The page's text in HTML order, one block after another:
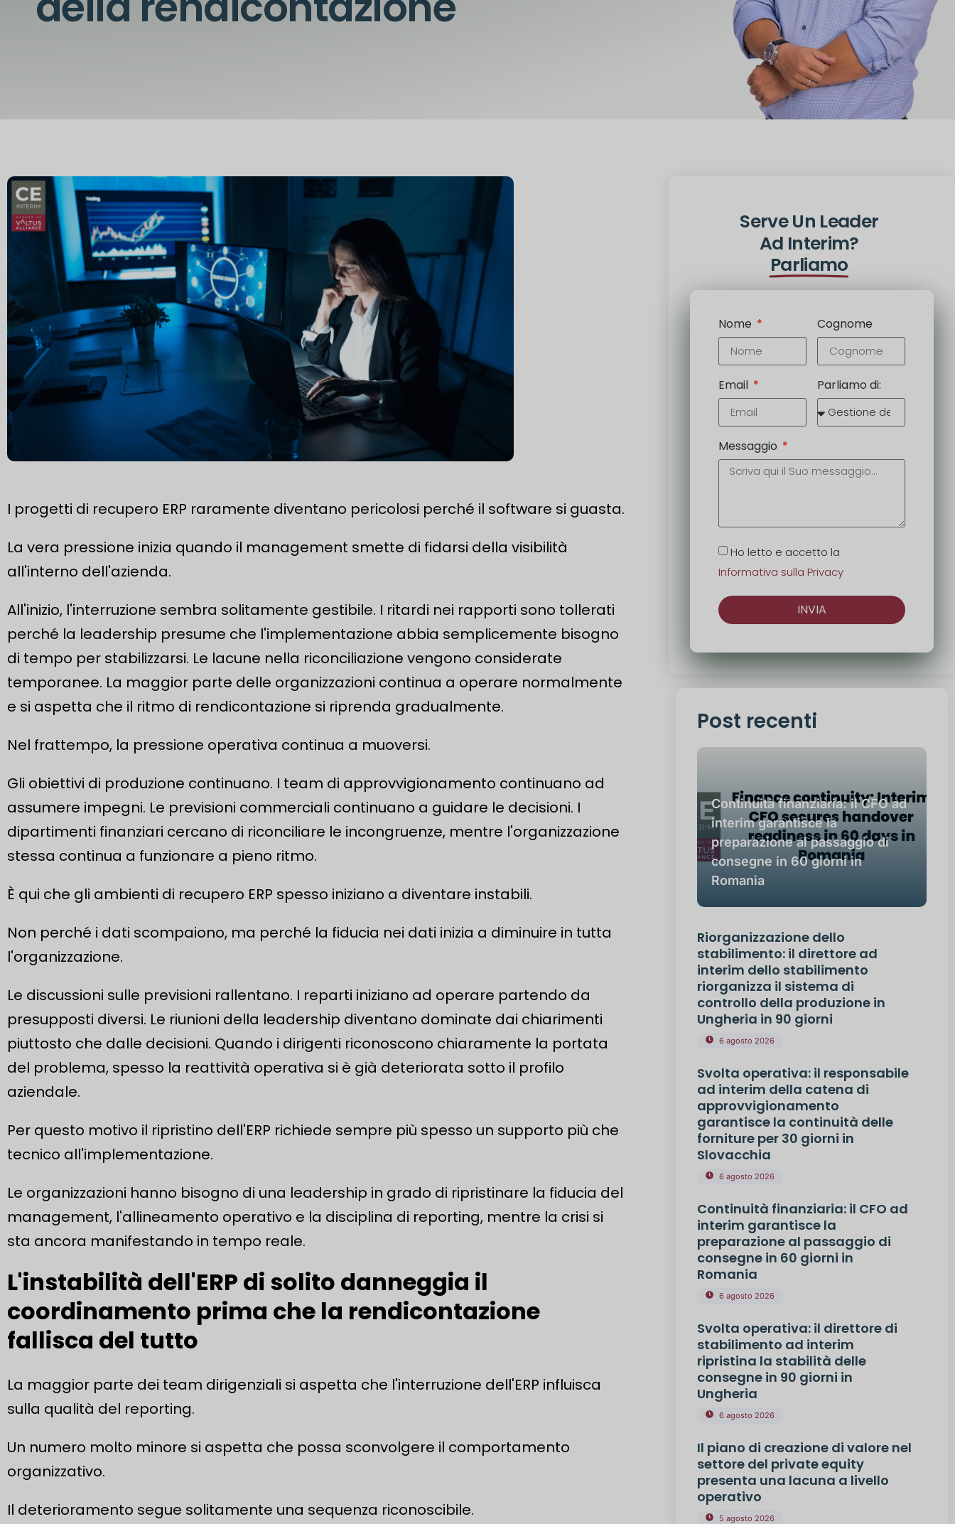
I progetti di recupero ERP raramente diventano pericolosi perché il software si guasta.
La vera pressione inizia quando il management smette di fidarsi della visibilità
all'interno dell'azienda.
All'inizio, l'interruzione sembra solitamente gestibile. I ritardi nei rapporti sono tollerati
perché la leadership presume che l'implementazione abbia semplicemente bisogno
di tempo per stabilizzarsi. Le lacune nella riconciliazione vengono considerate
temporanee. La maggior parte delle organizzazioni continua a operare normalmente
e si aspetta che il ritmo di rendicontazione si riprenda gradualmente.
Nel frattempo, la pressione operativa continua a muoversi.
Gli obiettivi di produzione continuano. I team di approvvigionamento continuano ad
assumere impegni. Le previsioni commerciali continuano a guidare le decisioni. I
dipartimenti finanziari cercano di riconciliare le incongruenze, mentre l'organizzazione
stessa continua a funzionare a pieno ritmo.
È qui che gli ambienti di recupero ERP spesso iniziano a diventare instabili.
Non perché i dati scompaiono, ma perché la fiducia nei dati inizia a diminuire in tutta
l'organizzazione.
Le discussioni sulle previsioni rallentano. I reparti iniziano ad operare partendo da
presupposti diversi. Le riunioni della leadership diventano dominate dai chiarimenti
piuttosto che dalle decisioni. Quando i dirigenti riconoscono chiaramente la portata
del problema, spesso la reattività operativa si è già deteriorata sotto il profilo
aziendale.
Per questo motivo il ripristino dell'ERP richiede sempre più spesso un supporto più che
tecnico all'implementazione.
Le organizzazioni hanno bisogno di una leadership in grado di ripristinare la fiducia del
management, l'allineamento operativo e la disciplina di reporting, mentre la crisi si
sta ancora manifestando in tempo reale.
L'instabilità dell'ERP di solito danneggia il
coordinamento prima che la rendicontazione
fallisca del tutto
La maggior parte dei team dirigenziali si aspetta che l'interruzione dell'ERP influisca
sulla qualità del reporting.
Un numero molto minore si aspetta che possa sconvolgere il comportamento
organizzativo.
Il deterioramento segue solitamente una sequenza riconoscibile.
Serve Un Leader
Ad Interim?
Parliamo
Nome Cognome
Email Parliamo di:
Messaggio
Ho letto e accetto la
Informativa sulla Privacy
INVIA
Post recenti
Continuità finanziaria: il CFO ad
interim garantisce la
preparazione al passaggio di
consegne in 60 giorni in
Romania
Riorganizzazione dello
stabilimento: il direttore ad
interim dello stabilimento
riorganizza il sistema di
controllo della produzione in
Ungheria in 90 giorni
6 agosto 2026
Svolta operativa: il responsabile
ad interim della catena di
approvvigionamento
garantisce la continuità delle
forniture per 30 giorni in
Slovacchia
6 agosto 2026
Continuità finanziaria: il CFO ad
interim garantisce la
preparazione al passaggio di
consegne in 60 giorni in
Romania
6 agosto 2026
Svolta operativa: il direttore di
stabilimento ad interim
ripristina la stabilità delle
consegne in 90 giorni in
Ungheria
6 agosto 2026
Il piano di creazione di valore nel
settore del private equity
presenta una lacuna a livello
operativo
5 agosto 2026